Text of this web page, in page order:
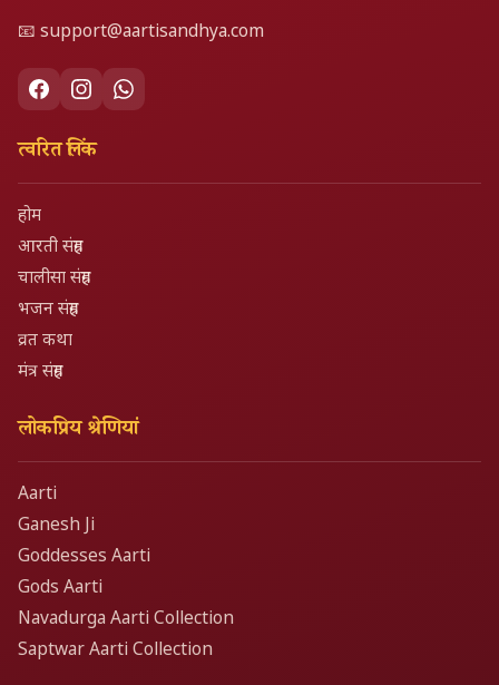
📧 support@aartisandhya.com
त्वरित लिंक
होम
आरती संग्रह
चालीसा संग्रह
भजन संग्रह
व्रत कथा
मंत्र संग्रह
लोकप्रिय श्रेणियां
Aarti
Ganesh Ji
Goddesses Aarti
Gods Aarti
Navadurga Aarti Collection
Saptwar Aarti Collection